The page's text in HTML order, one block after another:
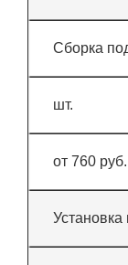
Сборка
шт.
от 760 руб.
Установка